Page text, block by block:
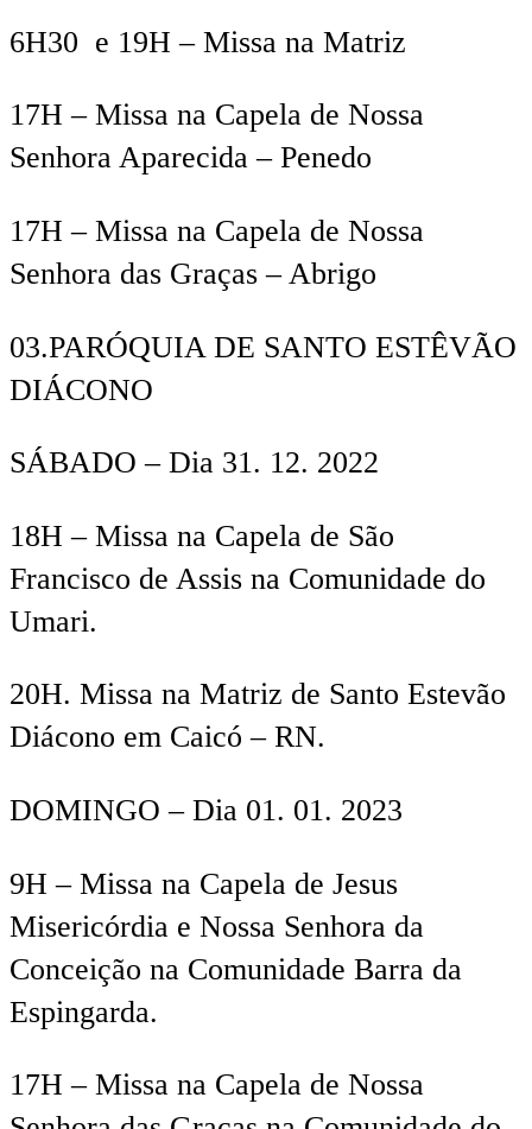
6H30 e 19H – Missa na Matriz
17H– Missa na Capela de Nossa
Senhora Aparecida – Penedo
17H – Missa na Capela de Nossa
Senhora das Graças – Abrigo
03.PARÓQUIA DE SANTO ESTÊVÃO
DIÁCONO
SÁBADO – Dia 31. 12. 2022
18H– Missa na Capela de São
Francisco de Assis na Comunidade do
Umari.
20H. Missa na Matriz de Santo Estevão
Diácono em Caicó – RN.
DOMINGO – Dia 01. 01. 2023
9H – Missa na Capela de Jesus
Misericórdia e Nossa Senhora da
Conceição na Comunidade Barra da
Espingarda.
17H– Missa na Capela de Nossa